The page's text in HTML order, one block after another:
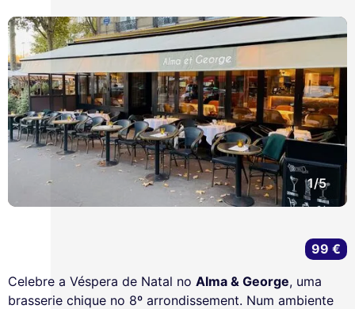
1/5
Celebre a Véspera de Natal no Alma & George, uma
brasserie chique no 8º arrondissement. Num ambiente
99 €